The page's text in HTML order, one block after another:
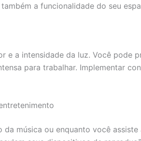
a funcionalidade do seu
e a intensidade da luz. Você pode
para trabalhar. Implementar
música ou enquanto você